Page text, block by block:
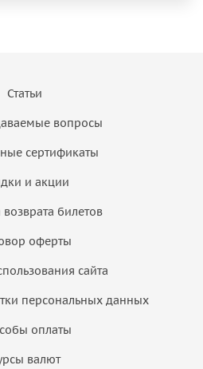
Статьи
вопросы
сертификаты
и акции
билетов
оферты
сайта
персональных данных
оплаты
валют